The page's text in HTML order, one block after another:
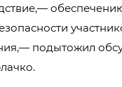
подытожил